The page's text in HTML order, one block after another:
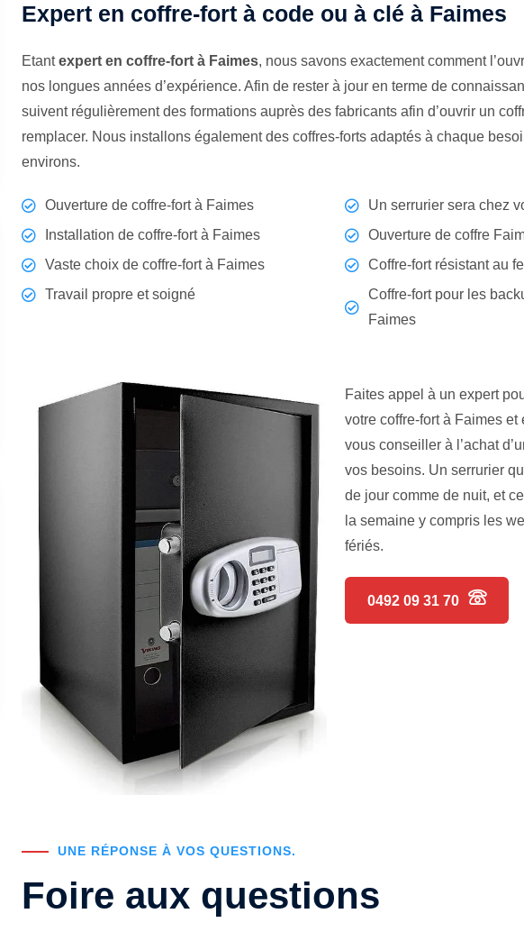
Expert en coffre-fort à code ou à clé à Faimes
Etantexpert en coffre-fort à Faimes, nous savons exactement comment
nos longues années d’expérience. Afin de rester à jour en terme de
suivent régulièrement des formations auprès des fabricants afin d’ouvrir un
remplacer. Nous installons également des coffres-forts adaptés à chaque
environs.
Ouverture de coffre-fort à Faimes
Installation de coffre-fort à Faimes
Vaste choix de coffre-fort à Faimes
Travail propre et soigné
Un serrurier sera chez
Ouverture de coffre
Coffre-fort résistant au
Coffre-fort pour les
Faimes
Faites appel à un expert
votre coffre-fort à Faimes et
vous conseiller à l’achat
vos besoins. Un serrurier
de jour comme de nuit, et
la semaine y compris les
fériés.
0492 09 31 70
UNE RÉPONSE À VOS QUESTIONS.
Foire aux questions